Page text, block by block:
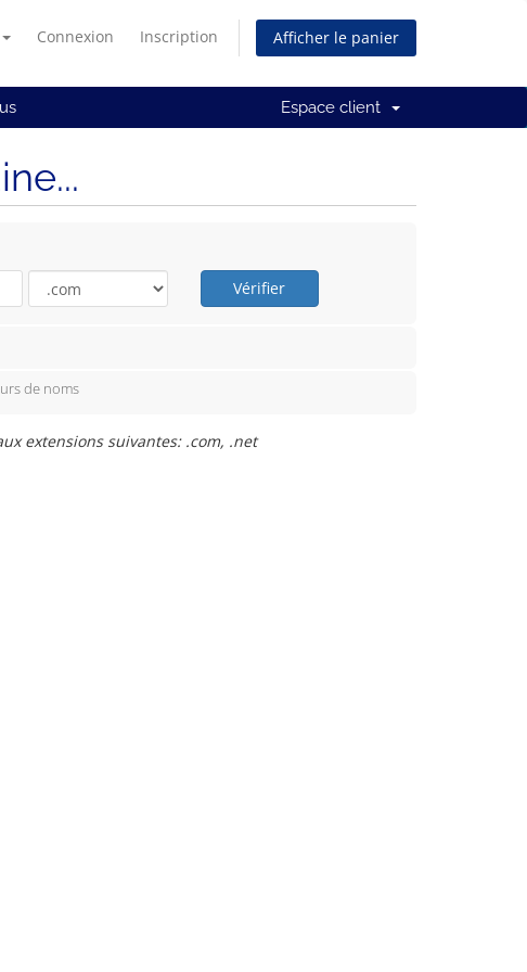
Connexion Inscription Afficher le panier
Espace client
Vérifier
de noms
extensions suivantes: .com, .net